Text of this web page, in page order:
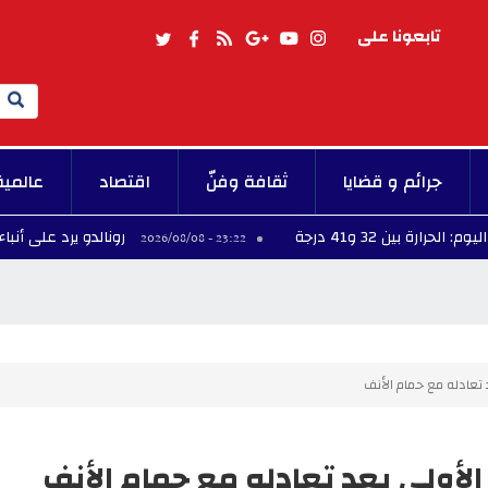
تابعونا على
Search
جرائم و قضايا ثقافة وفنّ اقتصاد
درجة 23:22 - 2026/08/08 رونالدو يرد على أنباء زواجه من
مع حمام الأنف